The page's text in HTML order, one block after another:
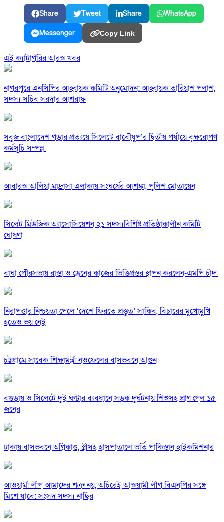
Share Tweet Share WhatsApp
Messenger Copy Link
এই ক্যাটাগরির আরও খবর
নাগরপুরে এনসিপির আহ্বায়ক কমিটি অনুমোদন: আহ্বায়ক তারিয়াশ পলাশ,
সদস্য সচিব সরদার আশরাফ
সবুজ বাংলাদেশ গড়ার প্রত্যয়ে সিলেটে বাবৌযুপ’র দ্বিতীয় পর্যায়ে বৃক্ষরোপণ
কর্মসূচি সম্পন্ন
আবারও আলিয়া মাদ্রাসা এলাকায় সংঘর্ষের আশঙ্কা, পুলিশ মোতায়েন
সিলেট মিউজিক অ্যাসোসিয়েশন ২১ সদস্যবিশিষ্ট প্রতিষ্ঠাকালীন কমিটি
ঘোষণা
বাঘা পৌরসভায় রাস্তা ও ড্রেনের কাজের ভিত্তিপ্রস্তর স্থাপন করলেন-এমপি চাঁদ
নিরাপত্তার নিশ্চয়তা পেলে ‘দেশে ফিরতে প্রস্তুত’ সাকিব, বিচারের মুখোমুখি
হতেও ভয় নেই
চট্টগ্রামে সাবেক শিক্ষামন্ত্রী নওফেলের বাসভবনে আগুন
বগুড়ায় ও সিলেটে দুই ঘণ্টার ব্যবধানে সড়ক দুর্ঘটনায় শিশুসহ প্রাণ গেল ১৫
জনের
ঢাকায় বাসভবনে অগ্নিকাণ্ড, স্ত্রীসহ হাসপাতালে ভর্তি পাকিস্তান হাইকমিশনার
আওয়ামী লীগ আমাদের শত্রু নয়, অচিরেই আওয়ামী লীগ বিএনপির সঙ্গে
মিশে যাবে: সংসদ সদস্য নাছির